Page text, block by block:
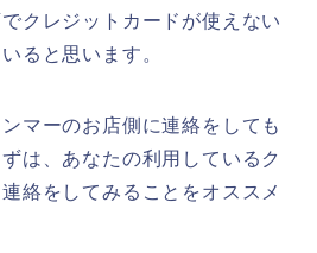
クレジットカードが使えない
ると思います。
マーのお店側に連絡をしても
は、あなたの利用しているク
絡をしてみることをオススメ